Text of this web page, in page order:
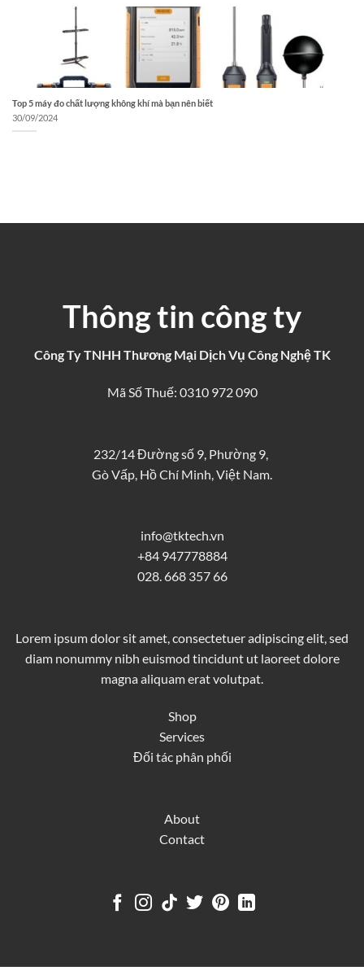
Top 5 máy đo chất lượng không khí mà bạn nên biết
30/09/2024
Thông tin công ty
Công Ty TNHH Thương Mại Dịch Vụ Công Nghệ TK
Mã Số Thuế: 0310 972 090
232/14 Đường số 9, Phường 9,
Gò Vấp, Hồ Chí Minh, Việt Nam.
info@tktech.vn
+84 947778884
028. 668 357 66
Lorem ipsum dolor sit amet, consectetuer adipiscing elit, sed
diam nonummy nibh euismod tincidunt ut laoreet dolore
magna aliquam erat volutpat.
Shop
Services
Đối tác phân phối
About
Contact